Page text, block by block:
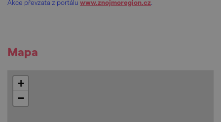
Akce převzata z portálu www.znojmoregion.cz
Mapa
+
−